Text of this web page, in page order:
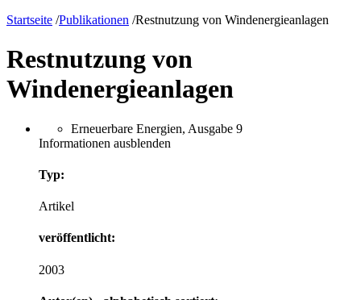
Startseite /Publikationen /Restnutzung von Windenergieanlagen
Restnutzung von
Windenergieanlagen
Erneuerbare Energien, Ausgabe 9
Informationen ausblenden
Typ:
Artikel
veröffentlicht:
2003